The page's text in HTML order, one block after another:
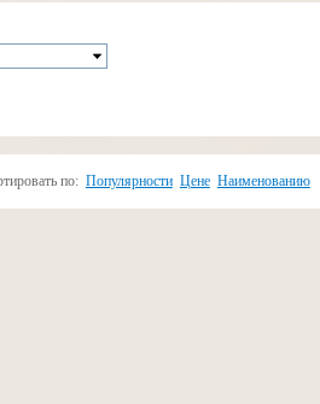
по: Популярности Цене Наименованию